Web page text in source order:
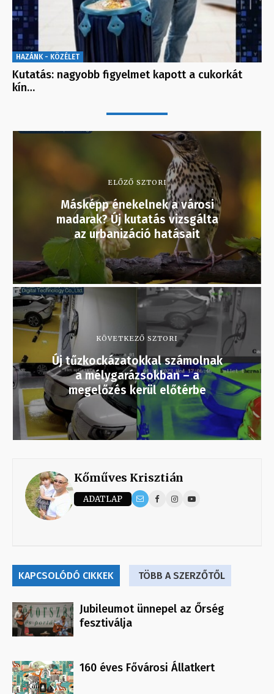
HAZÁNK - KÖZÉLET
Kutatás: nagyobb figyelmet kapott a cukorkát
kín…
ELŐZŐ SZTORI
Másképp énekelnek a városi
madarak? Új kutatás vizsgálta
az urbanizáció hatásait
KÖVETKEZŐ SZTORI
Új tűzkockázatokkal számolnak
a mélygarázsokban – a
megelőzés kerül előtérbe
Kőműves Krisztián
ADATLAP
KAPCSOLÓDÓ CIKKEK TÖBB A SZERZŐTŐL
Jubileumot ünnepel az Őrség
fesztiválja
160 éves Fővárosi Állatkert